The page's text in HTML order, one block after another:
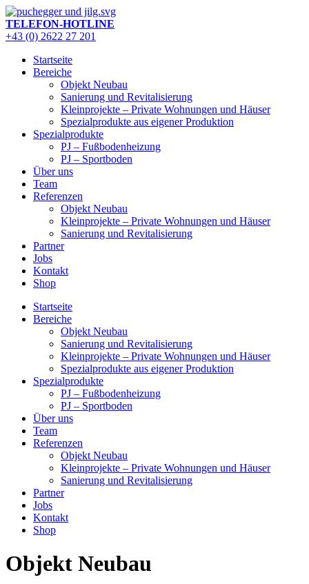
Zum
Inhalt
springen
TELEFON-HOTLINE
+43 (0) 2622 27 201
Startseite
Bereiche
Objekt Neubau
Sanierung und Revitalisierung
Kleinprojekte – Private Wohnungen und Häuser
Spezialprodukte aus eigener Produktion
Spezialprodukte
PJ – Fußbodenheizung
PJ – Sportboden
Über uns
Team
Referenzen
Objekt Neubau
Kleinprojekte – Private Wohnungen und Häuser
Sanierung und Revitalisierung
Partner
Jobs
Kontakt
Shop
Startseite
Bereiche
Objekt Neubau
Sanierung und Revitalisierung
Kleinprojekte – Private Wohnungen und Häuser
Spezialprodukte aus eigener Produktion
Spezialprodukte
PJ – Fußbodenheizung
PJ – Sportboden
Über uns
Team
Referenzen
Objekt Neubau
Kleinprojekte – Private Wohnungen und Häuser
Sanierung und Revitalisierung
Partner
Jobs
Kontakt
Shop
Objekt Neubau